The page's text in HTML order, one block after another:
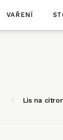
VAŘENÍ
Lis na